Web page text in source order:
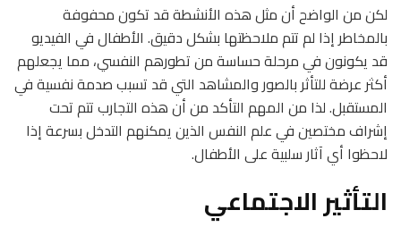
لكن من الواضح أن مثل هذه الأنشطة قد تكون محفوفة
بالمخاطر إذا لم تتم ملاحظتها بشكل دقيق. الأطفال في الفيديو
قد يكونون في مرحلة حساسة من تطورهم النفسي، مما يجعلهم
أكثر عرضة للتأثر بالصور والمشاهد التي قد تسبب صدمة نفسية في
المستقبل. لذا من المهم التأكد من أن هذه التجارب تتم تحت
إشراف مختصين في علم النفس الذين يمكنهم التدخل بسرعة إذا
لاحظوا أي آثار سلبية على الأطفال.
التأثير الاجتماعي